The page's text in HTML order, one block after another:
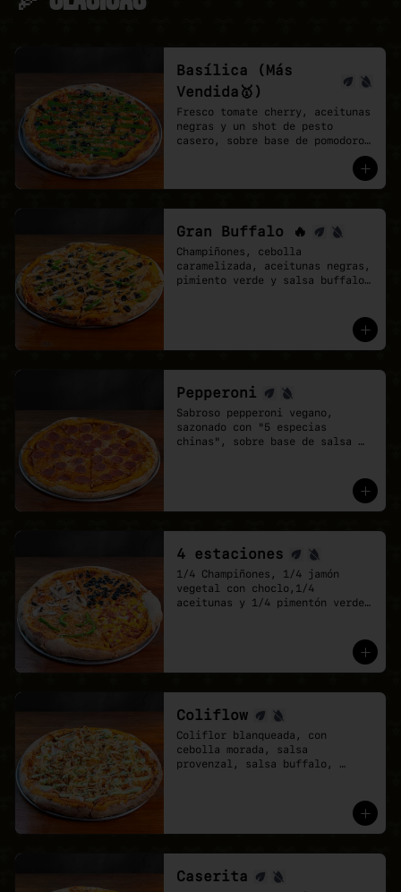
Basílica (Más
Vendida🥇)
Fresco tomate cherry, aceitunas
negras y un shot de pesto
casero, sobre base de pomodoro
Gran Buffalo 🔥
Champiñones, cebolla
caramelizada, aceitunas negras,
pimiento verde y salsa buffalo
Pepperoni
Sabroso pepperoni vegano,
sazonado con "5 especias
chinas", sobre base de salsa
4 estaciones
1/4 Champiñones, 1/4 jamón
vegetal con choclo,1/4
aceitunas y 1/4 pimentón verde
elegir, elige una que lo tenga
Coliflow
Coliflor blanqueada, con
cebolla morada, salsa
provenzal, salsa buffalo,
Caserita